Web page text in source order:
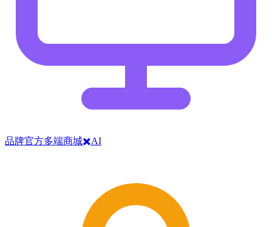
品牌官方多端商城✖️AI